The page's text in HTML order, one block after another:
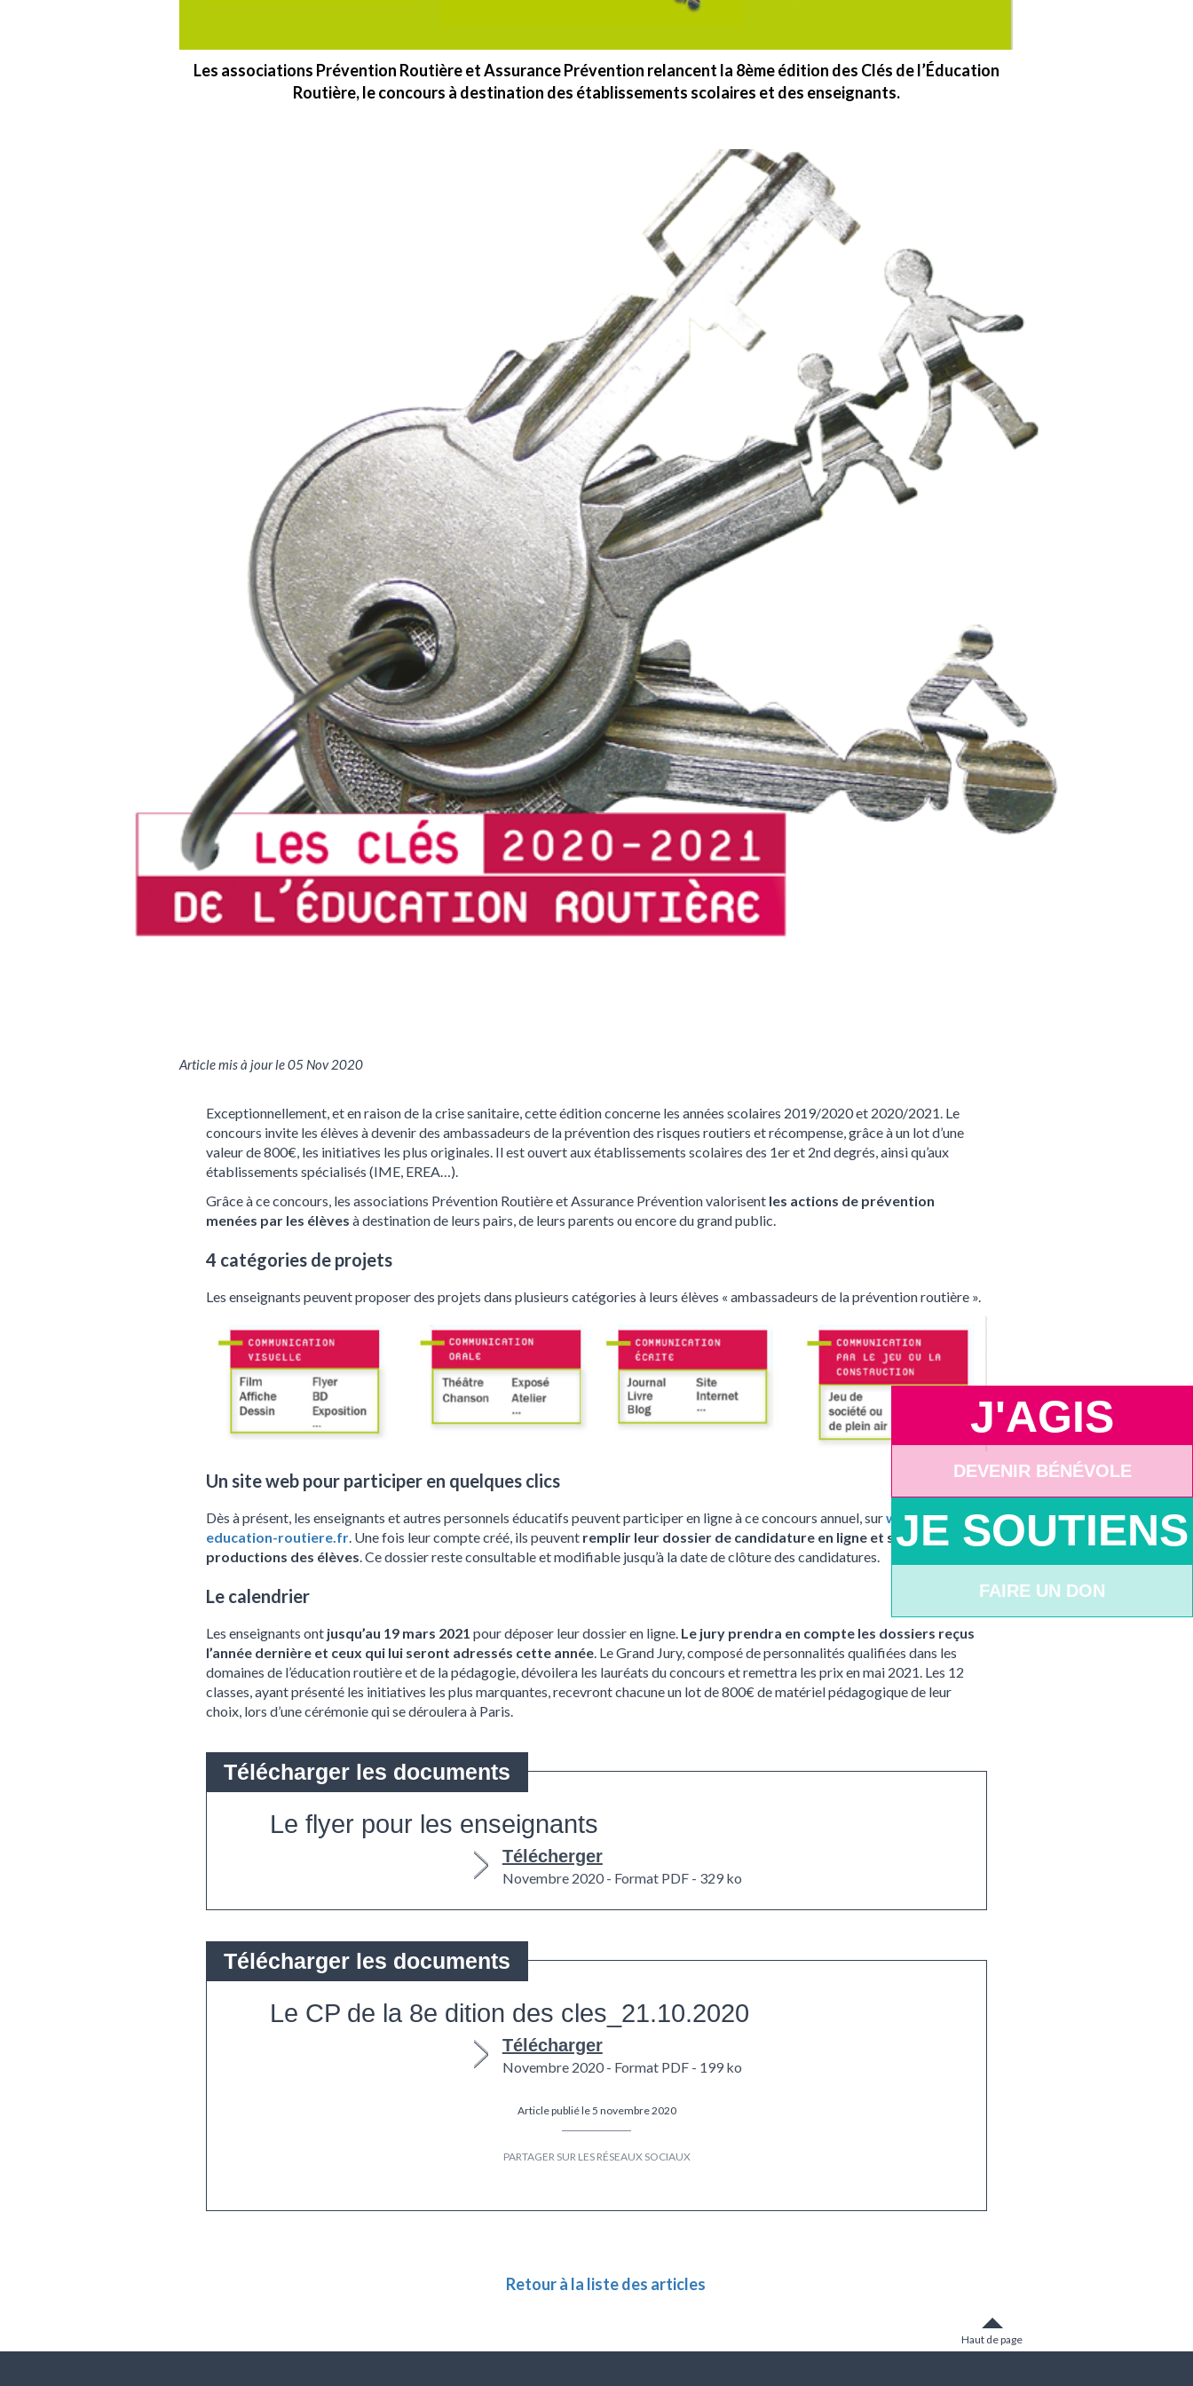
Les associations Prévention Routière et Assurance Prévention relancent la 8ème édition des Clés de l’Éducation
Routière, le concours à destination des établissements scolaires et des enseignants.
J'AGIS
DEVENIR BÉNÉVOLE
JE SOUTIENS
FAIRE UN DON
Article mis à jour le 05 Nov 2020
Exceptionnellement, et en raison de la crise sanitaire, cette édition concerne les années scolaires 2019/2020 et 2020/2021. Le
concours invite les élèves à devenir des ambassadeurs de la prévention des risques routiers et récompense, grâce à un lot d’une
valeur de 800€, les initiatives les plus originales. Il est ouvert aux établissements scolaires des 1er et 2nd degrés, ainsi qu’aux
établissements spécialisés (IME, EREA…).
Grâce à ce concours, les associations Prévention Routière et Assurance Prévention valorisent les actions de prévention
menées par les élèves à destination de leurs pairs, de leurs parents ou encore du grand public.
4 catégories de projets
Les enseignants peuvent proposer des projets dans plusieurs catégories à leurs élèves « ambassadeurs de la prévention routière ».
Un site web pour participer en quelques clics
Dès à présent, les enseignants et autres personnels éducatifs peuvent participer en ligne à ce concours annuel, surwww.cles-
education-routiere.fr. Une fois leur compte créé, ils peuvent remplir leur dossier de candidature en ligne et soumettre les
productions des élèves. Ce dossier reste consultable et modifiable jusqu’à la date de clôture des candidatures.
Le calendrier
Les enseignants ont jusqu’au 19 mars 2021 pour déposer leur dossier en ligne. Le jury prendra en compte les dossiers reçus
l’année dernière et ceux qui lui seront adressés cette année. Le Grand Jury, composé de personnalités qualifiées dans les
domaines de l’éducation routière et de la pédagogie, dévoilera les lauréats du concours et remettra les prix en mai 2021. Les 12
classes, ayant présenté les initiatives les plus marquantes, recevront chacune un lot de 800€ de matériel pédagogique de leur
choix, lors d’une cérémonie qui se déroulera à Paris.
Le flyer pour les enseignants
Télécherger
Novembre 2020 - Format PDF - 329 ko
Le CP de la 8e dition des cles_21.10.2020
Télécharger
Novembre 2020 - Format PDF - 199 ko
Article publié le 5 novembre 2020
Retour à la liste des articles
Haut de page